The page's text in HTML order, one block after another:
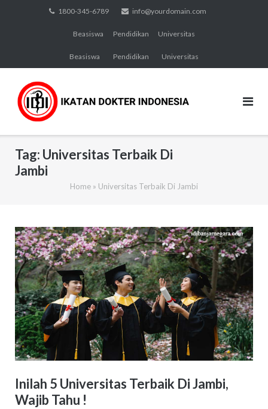
1800-345-6789 info@yourdomain.com
Beasiswa Pendidikan Universitas
Beasiswa Pendidikan Universitas
Tag: Universitas Terbaik Di
Jambi
Home » Universitas Terbaik Di Jambi
Inilah 5 Universitas Terbaik Di Jambi,
Wajib Tahu !